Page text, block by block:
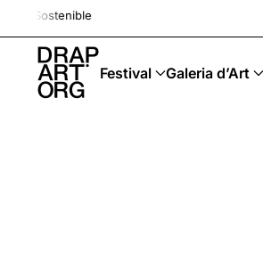
Skip to main content
Festival Galeria d’Art